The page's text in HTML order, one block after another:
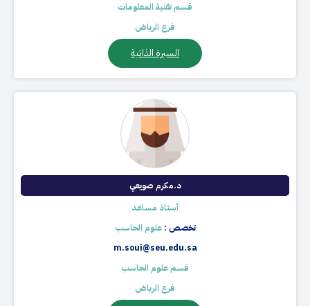
قسم تقنية المعلومات
فرع الرياض
السيرة الذاتية
د.مكرم صويعي
أستاذ مساعد
تخصص :علوم الحاسب
m.soui@seu.edu.sa
قسم علوم الحاسب
فرع الرياض